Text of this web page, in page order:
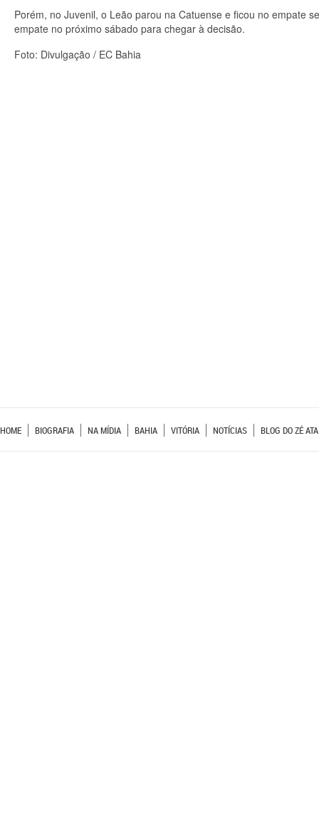
Porém, no Juvenil, o Leão parou na Catuense e ficou no empate
empate no próximo sábado para chegar à decisão.
Foto: Divulgação / EC Bahia
HOME BIOGRAFIA NA MÍDIA BAHIA VITÓRIA NOTÍCIAS BLOG DO ZÉ